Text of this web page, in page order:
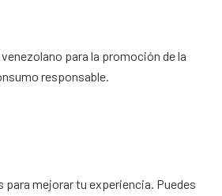
para la promoción de la
responsable.
mejorar tu experiencia. Puedes